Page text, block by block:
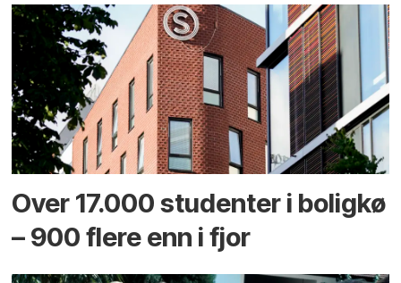
Over 17.000 studenter i boligkø
– 900 flere enn i fjor